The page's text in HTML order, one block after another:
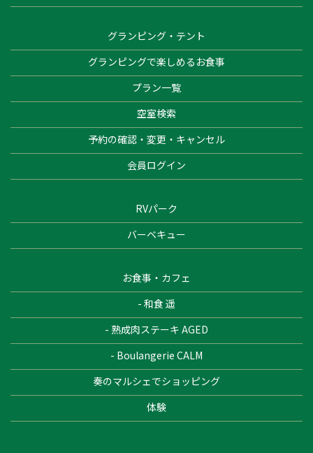
グランピング・テント
グランピングで楽しめるお食事
プラン一覧
空室検索
予約の確認・変更・キャンセル
会員ログイン
RVパーク
バーベキュー
お食事・カフェ
- 和食 遥
- 熟成肉ステーキ AGED
- Boulangerie CALM
奏のマルシェでショッピング
体験